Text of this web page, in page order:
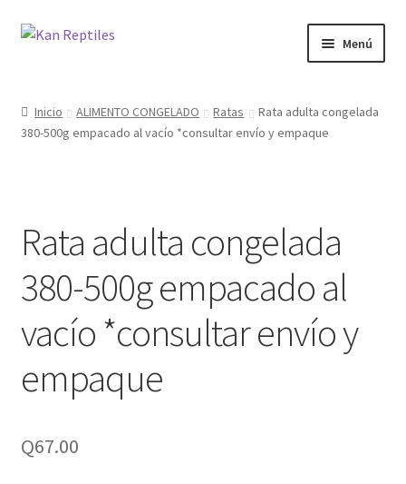
Ir
Ir
Menú
Tienda
Inicio ALIMENTO CONGELADO Ratas
Rata adulta congelada
380-500g empacado al vacío *consultar envío y empaque
Rata adulta congelada
380-500g empacado al
vacío *consultar envío y
empaque
Q67.00